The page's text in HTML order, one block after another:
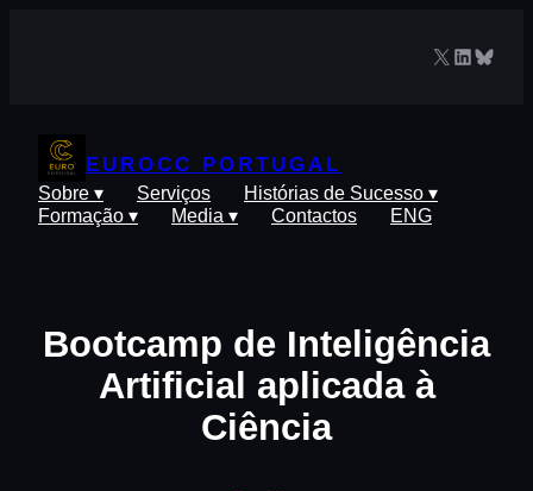
X LinkedIn
EUROCC PORTUGAL
Sobre ▾ Serviços
Histórias de Sucesso ▾
Formação ▾
Media ▾ Contactos ENG
Bootcamp de Inteligência
Artificial aplicada à
Ciência